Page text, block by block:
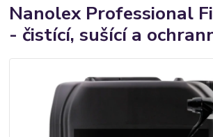
Nanolex Professional
- čistící, sušící a